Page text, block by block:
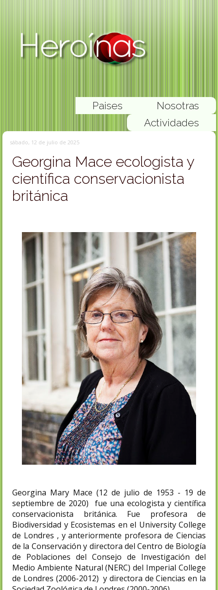
Nosotras
Paises
Actividades
sábado, 12 de julio de 2025
Georgina Mace ecologista y
científica conservacionista
británica
Georgina Mary Mace (12 de julio de 1953 - 19 de
septiembre de 2020) fue una ecologista y científica
conservacionista británica. Fue profesora de
Biodiversidad y Ecosistemas en el University College
de Londres , y anteriormente profesora de Ciencias
de la Conservación y directora del Centro de Biología
de Poblaciones del Consejo de Investigación del
Medio Ambiente Natural (NERC) del Imperial College
de Londres (2006-2012) y directora de Ciencias en la